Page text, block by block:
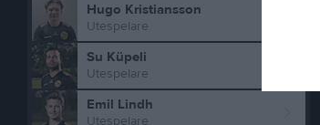
Hugo Kristiansson
Utespelare
Su Küpeli
Utespelare
Emil Lindh
Utespelare